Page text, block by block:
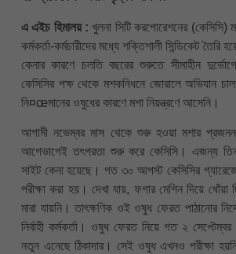
এ এইচ হিমালয় :খুলনা সিটি করপোরেশনের (কেসিসি)
কর্মকর্তা-কর্মচারীদের মধ্যে শক্তিশালী সিন্ডিকেট তৈরি
কেনার কারণে চলতি বছরের শুরুতে সীমাহীন
কেসিসির পক্ষ থেকে মশকনিধনে জোরালে অভিযান
নি¤œমানের ওষুধের কারণে মশা নিয়ন্ত্রণে আসেনি।
আগামী নভেম্বর মাস থেকে শুরু হওয়া মশার
আগেভাগেই তৎপরতা শুরু করে কেসিসি। এজন্য তিন
সাইট কেনা হয়েছে। গত ৩০ আগস্ট কেসিসির গ্যারেজে
পরীক্ষা করা হয়। দেখা যায়, ফগার মেশিন দিয়ে
মারা যায়নি। তাৎক্ষণিক ওই ওষুধ ফেরত পাঠানোর
নির্বাহী কর্মকর্তা। ওষুধ ফেরত নিয়ে গত ২
নতুন এনেছে ঠিকাদার। সেই ওষুধ এখনও পরীক্ষা